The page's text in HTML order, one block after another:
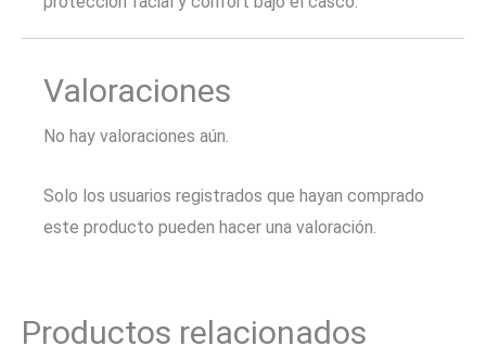
Valoraciones
No hay valoraciones aún.
Solo los usuarios registrados que hayan comprado
este producto pueden hacer una valoración.
Productos relacionados